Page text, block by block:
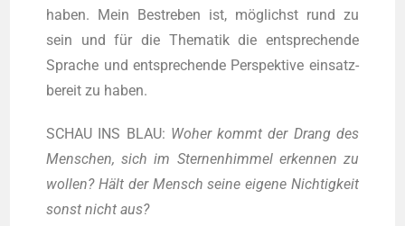
haben. Mein Bestre­ben ist, mög­lichst rund zu
sein und für die The­ma­tik die ent­spre­chen­de
Spra­che und ent­spre­chen­de Per­spek­ti­ve ein­satz­
be­reit zu haben.
SCHAU INS BLAU: Woher kommt der Drang des
Men­schen, sich im Ster­nen­him­mel erken­nen zu
wol­len? Hält der Mensch sei­ne eige­ne Nich­tig­keit
sonst nicht aus?